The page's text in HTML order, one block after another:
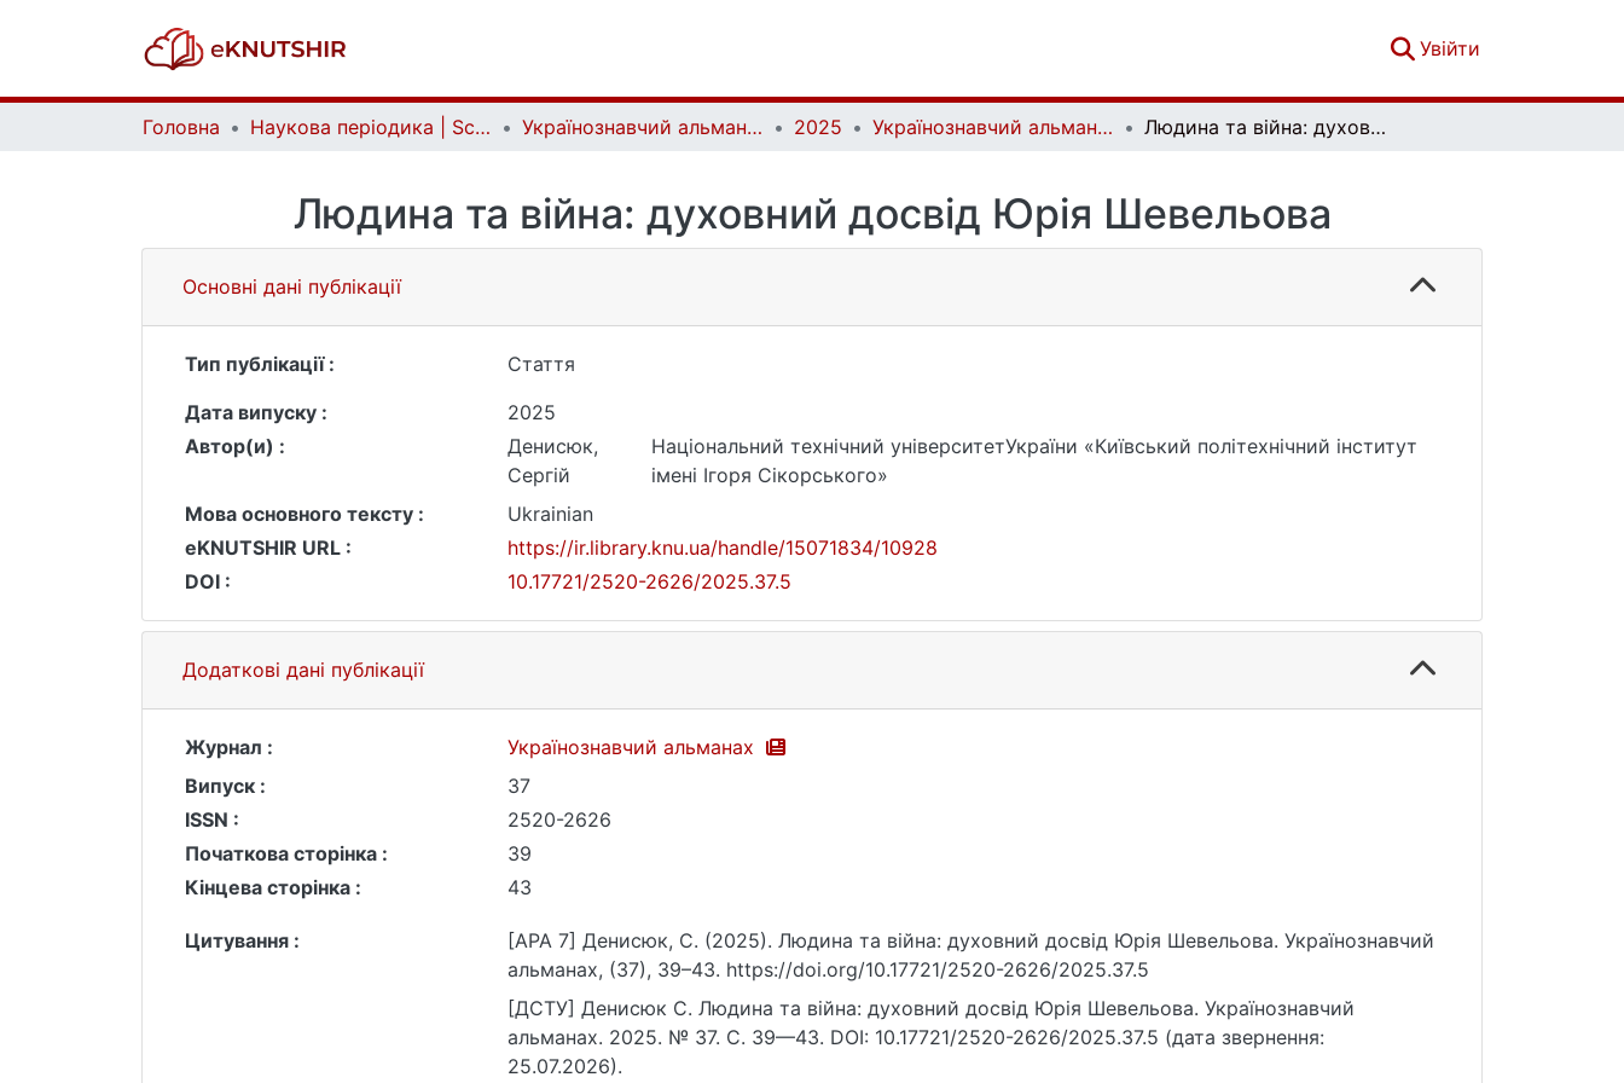
Увійти
Головна Наукова періодика | Scientific periodicals Українознавчий альманах | Almanac of Ukrainian Studies 2025 Українознавчий альманах. Випуск 37 Людина та війна: духовний досвід Юрія Шевельова
Людина та війна: духовний досвід Юрія Шевельова
Основні дані публікації
Тип публікації :
Стаття
Дата випуску :
2025
Автор(и) :
Денисюк,
Сергій
Національний технічний університетУкраїни «Київський політехнічний інститут
імені Ігоря Сікорського»
Мова основного тексту :
Ukrainian
eKNUTSHIR URL :
https://ir.library.knu.ua/handle/15071834/10928
DOI :
10.17721/2520-2626/2025.37.5
Додаткові дані публікації
Журнал :
Українознавчий альманах
Випуск :
37
ISSN :
2520-2626
Початкова сторінка :
39
Кінцева сторінка :
43
Цитування :
[APA 7] Денисюк, С. (2025). Людина та війна: духовний досвід Юрія Шевельова. Українознавчий
альманах, (37), 39–43. https://doi.org/10.17721/2520-2626/2025.37.5
[ДСТУ] Денисюк С. Людина та війна: духовний досвід Юрія Шевельова. Українознавчий
альманах. 2025. № 37. С. 39—43. DOI: 10.17721/2520-2626/2025.37.5 (дата звернення:
25.07.2026).